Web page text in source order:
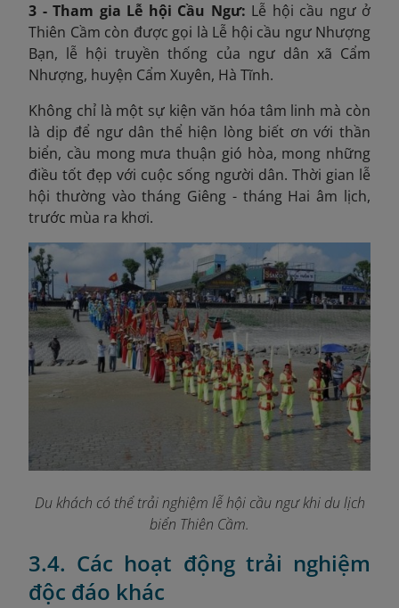
3 - Tham gia Lễ hội Cầu Ngư: Lễ hội cầu ngư ở
Thiên Cầm còn được gọi là Lễ hội cầu ngư Nhượng
Bạn, lễ hội truyền thống của ngư dân xã Cẩm
Nhượng, huyện Cẩm Xuyên, Hà Tĩnh.
Không chỉ là một sự kiện văn hóa tâm linh mà còn
là dịp để ngư dân thể hiện lòng biết ơn với thần
biển, cầu mong mưa thuận gió hòa, mong những
điều tốt đẹp với cuộc sống người dân. Thời gian lễ
hội thường vào tháng Giêng - tháng Hai âm lịch,
trước mùa ra khơi.
Du khách có thể trải nghiệm lễ hội cầu ngư khi du lịch
biển Thiên Cầm.
3.4. Các hoạt động trải nghiệm
độc đáo khác